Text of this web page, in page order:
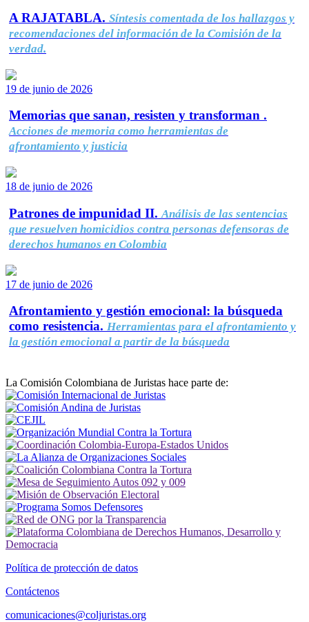
A RAJATABLA. Síntesis comentada de los hallazgos y
recomendaciones del información de la Comisión de la
verdad.
19 de junio de 2026
Memorias que sanan, resisten y transforman .
Acciones de memoria como herramientas de
afrontamiento y justicia
18 de junio de 2026
Patrones de impunidad II. Análisis de las sentencias
que resuelven homicidios contra personas defensoras de
derechos humanos en Colombia
17 de junio de 2026
Afrontamiento y gestión emocional: la búsqueda
como resistencia. Herramientas para el afrontamiento y
la gestión emocional a partir de la búsqueda
La Comisión Colombiana de Juristas hace parte de:
Política de protección de datos
Contáctenos
comunicaciones@coljuristas.org